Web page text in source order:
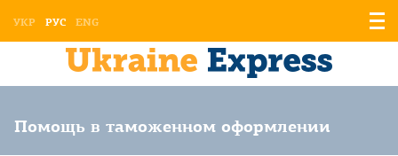
УКР РУС ENG
Помощь в таможенном оформлении